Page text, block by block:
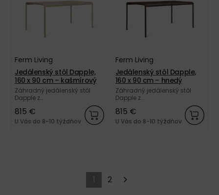
Ferm Living
Jedálenský stôl Dapple,
160 x 90 cm – kašmírový
Záhradný jedálenský stôl
Dapple z
elektrogalvanizovanej ocele
a vonkajším práškovým
nástrekom kašmírovej farby
od dánskej značky Ferm
815 €
U Vás do 8-10 týždňov
Ferm Living
Jedálenský stôl Dapple,
160 x 90 cm – hnedý
Záhradný jedálenský stôl
Dapple z
elektrogalvanizovanej ocele
a vonkajším práškovým
nástrekom hnedej farby od
dánskej značky Ferm Living.
815 €
U Vás do 8-10 týždňov
1 2